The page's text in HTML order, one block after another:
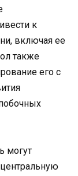
к
включая ее
также
его с
могут